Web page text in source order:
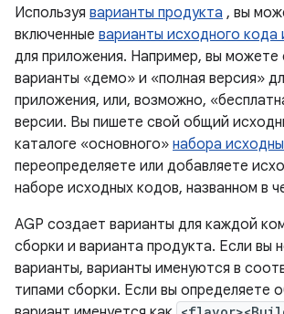
Используя варианты продукта , вы
включенные варианты исходного кода
для приложения. Например, вы можете
варианты «демо» и «полная версия»
приложения, или, возможно,
версии. Вы пишете свой общий
каталоге «основного» набора
переопределяете или добавляете
наборе исходных кодов, названном в
AGP создает варианты для каждой
сборки и варианта продукта. Если вы
варианты, варианты именуются в
типами сборки. Если вы определяете